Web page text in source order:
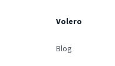
Volero
Blog